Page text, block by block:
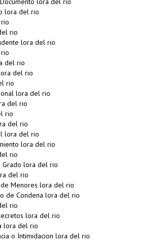
lora del rio
rio
lora del rio
del rio
del rio
rio
lora del rio
del rio
rio
del rio
lora del rio
lora del rio
rio
Grado lora del rio
del rio
Menores lora del rio
de Condena lora del rio
rio
lora del rio
lora del rio
o Intimidacion lora del rio